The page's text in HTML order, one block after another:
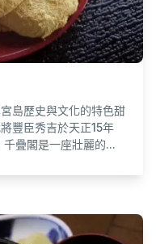
島歷史與文化的特色甜
豐臣秀吉於天正15年
千疊閣是一座壯麗的...